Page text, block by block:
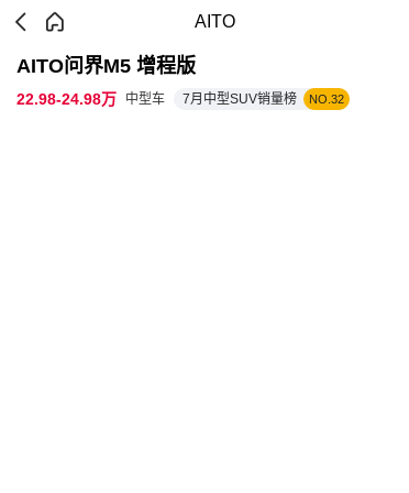
AITO
AITO问界M5 增程版
22.98-24.98万 中型车 7月中型SUV销量榜 NO.32